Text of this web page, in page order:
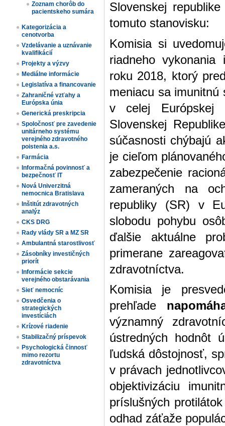
Zoznam chorôb do
pacientskeho sumára
Kategorizácia a
cenotvorba
Vzdelávanie a uznávanie
kvalifikácií
Projekty a výzvy
Mediálne informácie
Legislatíva a financovanie
Zahraničné vzťahy a
Európska únia
Generická preskripcia
Spoločnosť pre zavedenie
unitárneho systému
verejného zdravotného
poistenia a.s.
Farmácia
Informačná povinnosť a
bezpečnosť IT
Nová Univerzitná
nemocnica Bratislava
Inštitút zdravotných
analýz
CKS DRG
Rady vlády SR a MZ SR
Ambulantná starostlivosť
Zásobníky investičných
priorít
Informácie sekcie
verejného obstarávania
Sieť nemocníc
Osvedčenia o
strategických
investíciách
Krízové riadenie
Stabilizačný príspevok
Psychologická činnosť
mimo rezortu
zdravotníctva
Slovenskej
tomuto stanovisku:
Komisia si
riadneho vykonania
roku 2018, ktorý
meniacu sa
v celej Európskej
Slovenskej
súčasnosti chýbajú
je cieľom
zabezpečenie
zameraných na
republiky (SR) v
slobodu pohybu
ďalšie aktuálne
primerane
zdravotníctva.
Komisia je
prehľade
významný
ústredných hodnôt
ľudská dôstojnosť,
v právach
objektivizáciu
príslušných
odhad záťaže